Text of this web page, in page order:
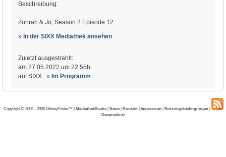
Beschreibung:
Zohrah & Jo; Season 2 Episode 12
» In der SIXX Mediathek ansehen
Zuletzt ausgestrahlt:
am 27.05.2022 um 22:55h
auf SIXX » Im Programm
Copyright © 2006 - 2026 OtrkeyFinder™ | MediathekSuche | News | Kontakt | Impressum | Nutzungsbedingungen |
Datenschutz